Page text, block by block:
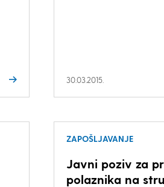
30.03.2015.
ZAPOŠLJAVANJE
Javni poziv za
polaznika na